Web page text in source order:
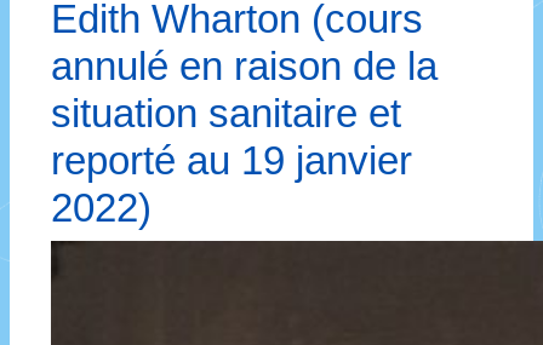
Edith Wharton (cours
annulé en raison de la
situation sanitaire et
reporté au 19 janvier
2022)